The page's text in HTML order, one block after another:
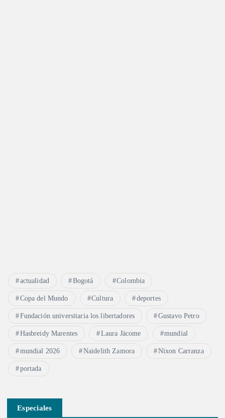
actualidad Bogotá Colombia
Copa del Mundo Cultura deportes
Fundación universitaria los libertadores Gustavo Petro
Hasbreidy Marentes Laura Jácome mundial
mundial 2026 Naidelith Zamora Nixon Carranza
portada
Especiales